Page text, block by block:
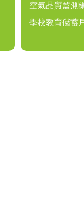
空氣品質監測
學校教育儲蓄